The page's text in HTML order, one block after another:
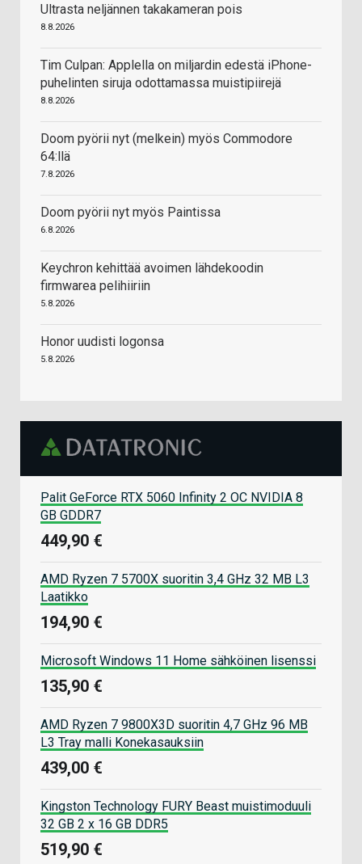
Ultrasta neljännen takakameran pois
8.8.2026
Tim Culpan: Applella on miljardin edestä iPhone-
puhelinten siruja odottamassa muistipiirejä
8.8.2026
Doom pyörii nyt (melkein) myös Commodore
64:llä
7.8.2026
Doom pyörii nyt myös Paintissa
6.8.2026
Keychron kehittää avoimen lähdekoodin
firmwarea pelihiiriin
5.8.2026
Honor uudisti logonsa
5.8.2026
Palit GeForce RTX 5060 Infinity 2 OC NVIDIA 8
GB GDDR7
449,90 €
AMD Ryzen 7 5700X suoritin 3,4 GHz 32 MB L3
Laatikko
194,90 €
Microsoft Windows 11 Home sähköinen lisenssi
135,90 €
AMD Ryzen 7 9800X3D suoritin 4,7 GHz 96 MB
L3 Tray malli Konekasauksiin
439,00 €
Kingston Technology FURY Beast muistimoduuli
32 GB 2 x 16 GB DDR5
519,90 €